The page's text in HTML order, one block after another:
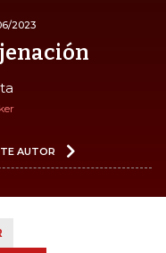
2023
AUTOR